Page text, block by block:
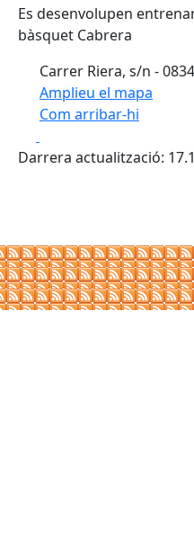
Es desenvolupen
bàsquet Cabrera
Carrer Riera, s/n -
Amplieu el mapa
Com arribar-hi
+
Darrera actualització: